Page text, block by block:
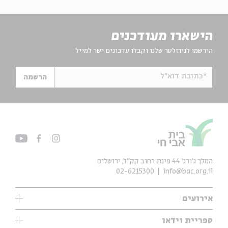
הישארו מעודכנים
הירשמו לניוזלטר שלנו וקבלו עדכונים ישר למייל
*כתובת דוא"ל הרשמה
אירועים
עיון
אנגלית
ספריית וידאו
המלך ג'ורג' 44 פינת רחוב קק״ל, ירושלים
info@bac.org.il
02-6215300